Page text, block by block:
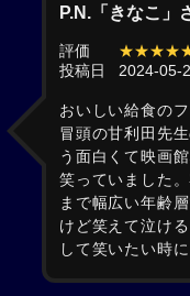
P.N.「きなこ」
評価
投稿日
2024-05-
おいしい給食の
冒頭の甘利田先
う面白くて映画
笑っていました
まで幅広い年齢
けど笑えて泣け
して笑いたい時